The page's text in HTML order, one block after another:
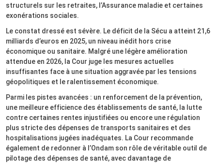
structurels sur les retraites, l’Assurance maladie et certaines
exonérations sociales.
Le constat dressé est sévère. Le déficit de la Sécu a atteint 21,6
milliards d’euros en 2025, un niveau inédit hors crise
économique ou sanitaire. Malgré une légère amélioration
attendue en 2026, la Cour juge les mesures actuelles
insuffisantes face à une situation aggravée par les tensions
géopolitiques et le ralentissement économique.
Parmi les pistes avancées : un renforcement de la prévention,
une meilleure efficience des établissements de santé, la lutte
contre certaines rentes injustifiées ou encore une régulation
plus stricte des dépenses de transports sanitaires et des
hospitalisations jugées inadéquates. La Cour recommande
également de redonner à l’Ondam son rôle de véritable outil de
pilotage des dépenses de santé, avec davantage de